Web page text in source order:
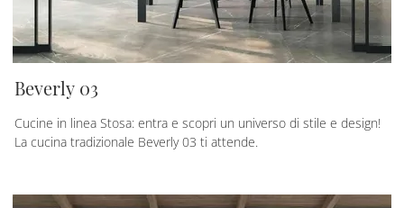
Beverly 03
Cucine in linea Stosa: entra e scopri un universo di stile e design!
La cucina tradizionale Beverly 03 ti attende.